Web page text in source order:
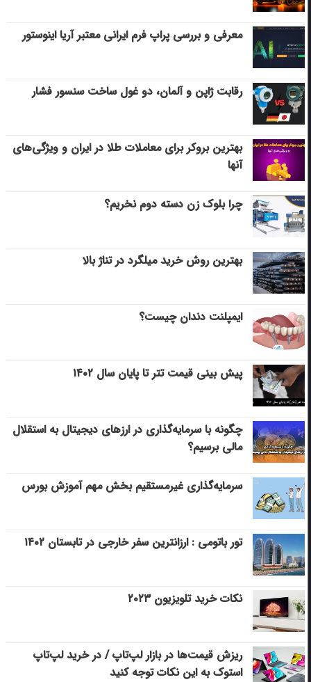
معرفی و بررسی پراپ فرم ایرانی معتبر آریا اینوستور
رقابت ژاپن و آلمان، دو غول ساخت سنسور فشار
بهترین بروکر برای معاملات طلا در ایران و ویژگی‌های
آنها
چرا بلوک زن دسته دوم نخریم؟
بهترین روش خرید میلگرد در تناژ بالا
ایمپلنت دندان چیست؟
پیش بینی قیمت تتر تا پایان سال ۱۴۰۲
چگونه با سرمایه‌گذاری در ارزهای دیجیتال به استقلال
مالی برسیم؟
سرمایه‌گذاری غیرمستقیم بخش مهم آموزش بورس
تور باتومی : ارزانترین سفر خارجی در تابستان ۱۴۰۲
نکات خرید تلویزیون ۲۰۲۳
ریزش قیمت‌ها در بازار لپ‌تاپ / در خرید لپ‌تاپ
استوک به این نکات توجه کنید